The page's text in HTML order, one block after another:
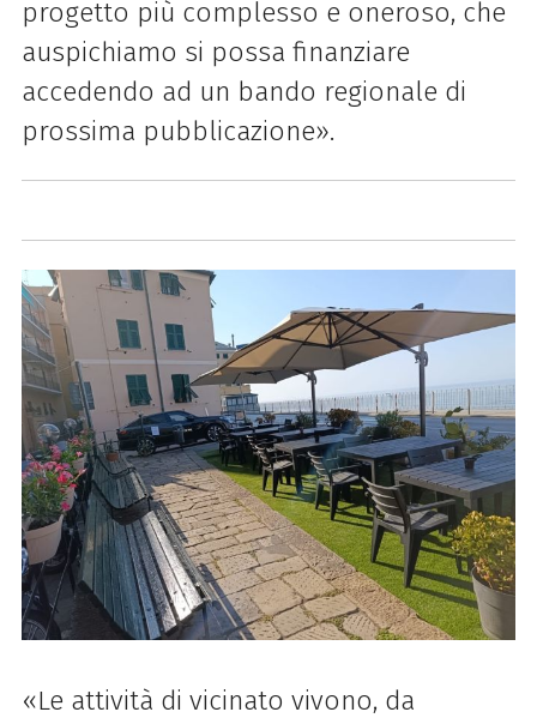
progetto più complesso e oneroso, che
auspichiamo si possa finanziare
accedendo ad un bando regionale di
prossima pubblicazione».
«Le attività di vicinato vivono, da